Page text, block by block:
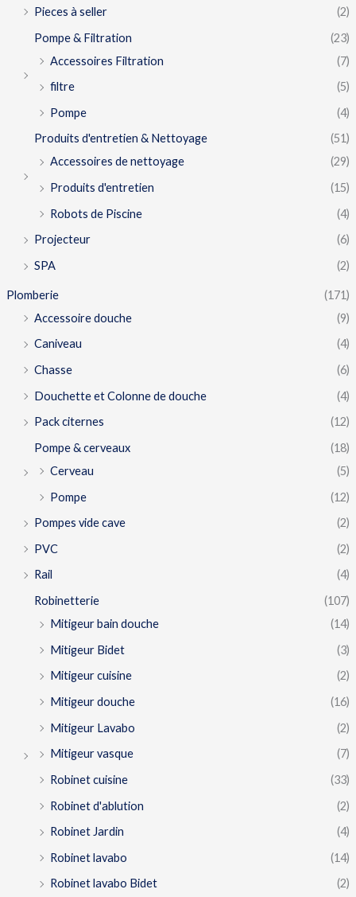
Pieces à seller
(2)
Pompe & Filtration
(23)
Accessoires Filtration
(7)
filtre
(5)
Pompe
(4)
Produits d'entretien & Nettoyage
(51)
Accessoires de nettoyage
(29)
Produits d'entretien
(15)
Robots de Piscine
(4)
Projecteur
(6)
SPA
(2)
Plomberie
(171)
Accessoire douche
(9)
Caniveau
(4)
Chasse
(6)
Douchette et Colonne de douche
(4)
Pack citernes
(12)
Pompe & cerveaux
(18)
Cerveau
(5)
Pompe
(12)
Pompes vide cave
(2)
PVC
(2)
Rail
(4)
Robinetterie
(107)
Mitigeur bain douche
(14)
Mitigeur Bidet
(3)
Mitigeur cuisine
(2)
Mitigeur douche
(16)
Mitigeur Lavabo
(2)
Mitigeur vasque
(7)
Robinet cuisine
(33)
Robinet d'ablution
(2)
Robinet Jardin
(4)
Robinet lavabo
(14)
Robinet lavabo Bidet
(2)